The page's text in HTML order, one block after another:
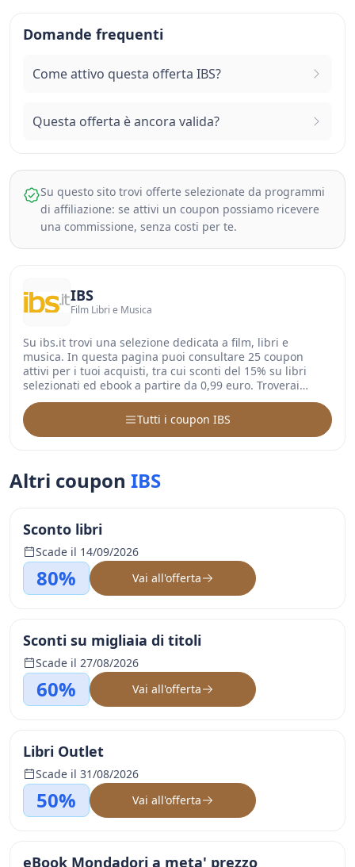
Domande frequenti
Come attivo questa offerta IBS?
Questa offerta è ancora valida?
Su questo sito trovi offerte selezionate da programmi
di affiliazione: se attivi un coupon possiamo ricevere
una commissione, senza costi per te.
IBS
Film Libri e Musica
Su ibs.it trovi una selezione dedicata a film, libri e
musica. In questa pagina puoi consultare 25 coupon
attivi per i tuoi acquisti, tra cui sconti del 15% su libri
selezionati ed ebook a partire da 0,99 euro. Troverai…
Tutti i coupon IBS
Altri coupon IBS
Sconto libri
Scade il 14/09/2026
80% Vai all'offerta
Sconti su migliaia di titoli
Scade il 27/08/2026
60% Vai all'offerta
Libri Outlet
Scade il 31/08/2026
50% Vai all'offerta
eBook Mondadori a meta' prezzo